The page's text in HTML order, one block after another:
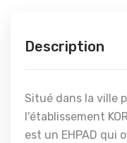
Description
Situé dans la ville
l'établissement
est un EHPAD qui